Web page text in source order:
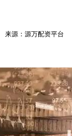
来源：源万配资平台